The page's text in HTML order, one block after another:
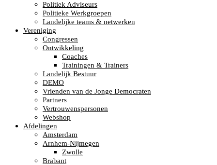
Politiek Adviseurs
Politieke Werkgroepen
Landelijke teams & netwerken
Vereniging
Congressen
Ontwikkeling
Coaches
Trainingen & Trainers
Landelijk Bestuur
DEMO
Vrienden van de Jonge Democraten
Partners
Vertrouwenspersonen
Webshop
Afdelingen
Amsterdam
Arnhem-Nijmegen
Zwolle
Brabant